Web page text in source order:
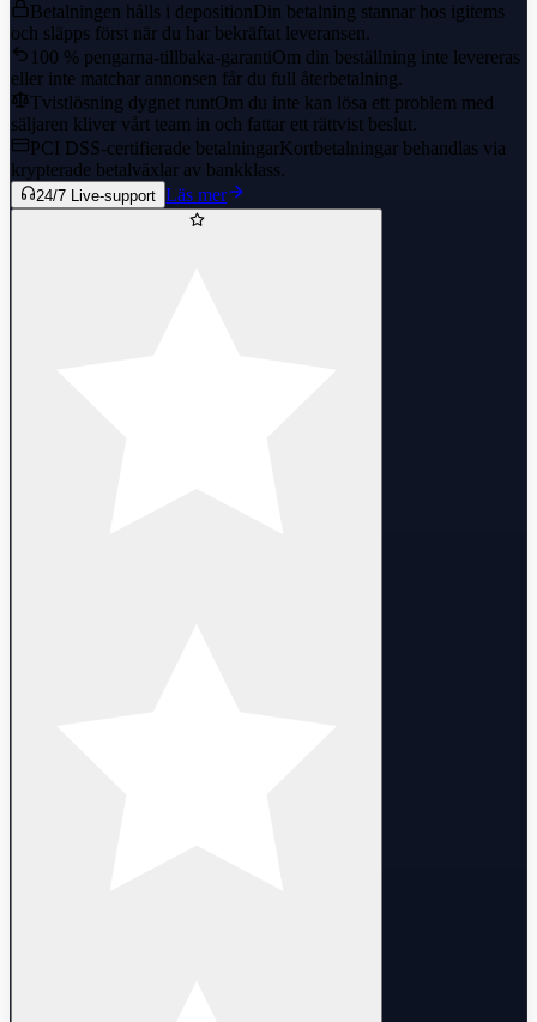
Betalningen hålls i depositionDin betalning stannar hos igitems
och släpps först när du har bekräftat leveransen.
100 % pengarna-tillbaka-garantiOm din beställning inte levereras
eller inte matchar annonsen får du full återbetalning.
Tvistlösning dygnet runtOm du inte kan lösa ett problem med
säljaren kliver vårt team in och fattar ett rättvist beslut.
PCI DSS-certifierade betalningarKortbetalningar behandlas via
krypterade betalväxlar av bankklass.
24/7 Live-support Läs mer